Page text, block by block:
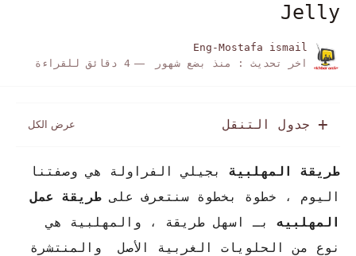
Jelly
Eng-Mostafa ismail
اخر تحديث :
منذ بضع شهور 4 دقائق للقراءة
جدول التنقل
طريقة المهلبية بجيلي الفراولة
هي وصفتنا
اليوم ، خطوة بخطوة سنتعرف على طريقة عمل
المهلبيه بـ اسهل طريقة ، والمهلبية هي
نوع من الحلويات الغربية الأصل والمنتشرة